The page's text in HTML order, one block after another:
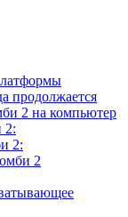
продолжается
2 на компьютер
2:
2:
2